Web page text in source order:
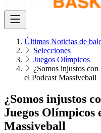
Últimas Noticias de
Selecciones
Juegos Olímpicos
¿Somos injustos
el Podcast Massiveball
¿Somos injustos
Juegos Olímpicos
Massiveball